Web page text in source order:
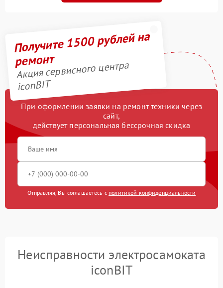
Получите 1500 рублей на
ремонт
Акция сервисного центра
iconBIT
При оформлении заявки на ремонт техники через
сайт,
действует персональная бессрочная скидка
Отправляя, Вы соглашаетесь с политикой конфиденциальности
Неисправности электросамоката
iconBIT